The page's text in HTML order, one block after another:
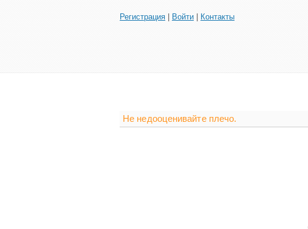
Регистрация Войти Контакты
Не недооценивайте плечо.